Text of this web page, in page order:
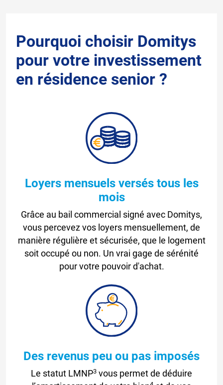
Pourquoi choisir Domitys
pour votre investissement
en résidence senior ?
Loyers mensuels versés tous les
mois
Grâce au bail commercial signé avec Domitys,
vous percevez vos loyers mensuellement, de
manière régulière et sécurisée, que le logement
soit occupé ou non. Un vrai gage de sérénité
pour votre pouvoir d'achat.
Des revenus peu ou pas imposés
Le statut LMNP3 vous permet de déduire